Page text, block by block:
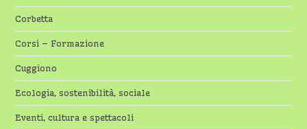
Corbetta
Corsi – Formazione
Cuggiono
Ecologia, sostenibilità, sociale
Eventi, cultura e spettacoli